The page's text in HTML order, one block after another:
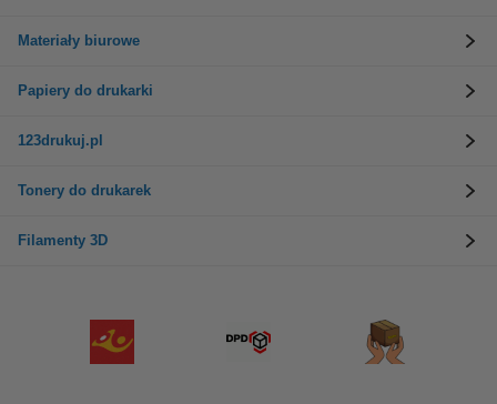
Materiały biurowe
Papiery do drukarki
123drukuj.pl
Tonery do drukarek
Filamenty 3D